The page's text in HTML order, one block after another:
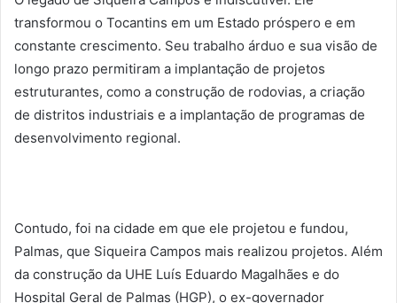
transformou o Tocantins em um Estado próspero e em
constante crescimento. Seu trabalho árduo e sua visão de
longo prazo permitiram a implantação de projetos
estruturantes, como a construção de rodovias, a criação
de distritos industriais e a implantação de programas de
desenvolvimento regional.
Contudo, foi na cidade em que ele projetou e fundou,
Palmas, que Siqueira Campos mais realizou projetos. Além
da construção da UHE Luís Eduardo Magalhães e do
Hospital Geral de Palmas (HGP), o ex-governador